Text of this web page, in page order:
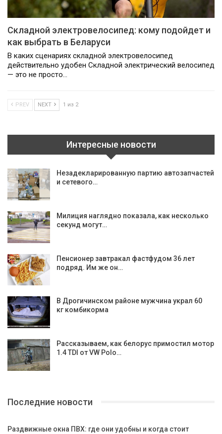
Складной электровелосипед: кому подойдет и
как выбрать в Беларуси
В каких сценариях складной электровелосипед
действительно удобен Складной электрический велосипед
— это не просто…
PREV NEXT 1 из 2
Интересные новости
Незадекларированную партию автозапчастей
и сетевого…
Милиция наглядно показала, как несколько
секунд могут…
Пенсионер завтракал фастфудом 36 лет
подряд. Им же он…
В Дрогичинском районе мужчина украл 60
кг комбикорма
Рассказываем, как белорус примостил мотор
1.4 TDI от VW Polo…
Последние новости
Раздвижные окна ПВХ: где они удобны и когда стоит